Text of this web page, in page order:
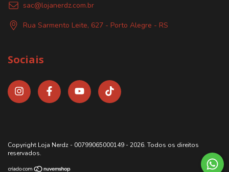
sac@lojanerdz.com.br
Rua Sarmento Leite, 627 - Porto Alegre - RS
Sociais
Copyright Loja Nerdz - 00799065000149 - 2026. Todos os direitos
reservados.